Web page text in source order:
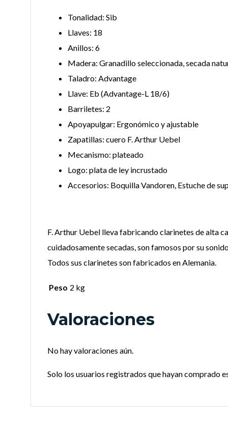
Tonalidad: Sib
Llaves: 18
Anillos: 6
Madera: Granadillo seleccionada, secada
Taladro: Advantage
Llave: Eb (Advantage-L 18/6)
Barriletes: 2
Apoyapulgar: Ergonómico y ajustable
Zapatillas: cuero F. Arthur Uebel
Mecanismo: plateado
Logo: plata de ley incrustado
Accesorios: Boquilla Vandoren, Estuche de
F. Arthur Uebel lleva fabricando clarinetes de alta
cuidadosamente secadas, son famosos por su
Todos sus clarinetes son fabricados en Alemania.
Peso 2 kg
Valoraciones
No hay valoraciones aún.
Solo los usuarios registrados que hayan comprado